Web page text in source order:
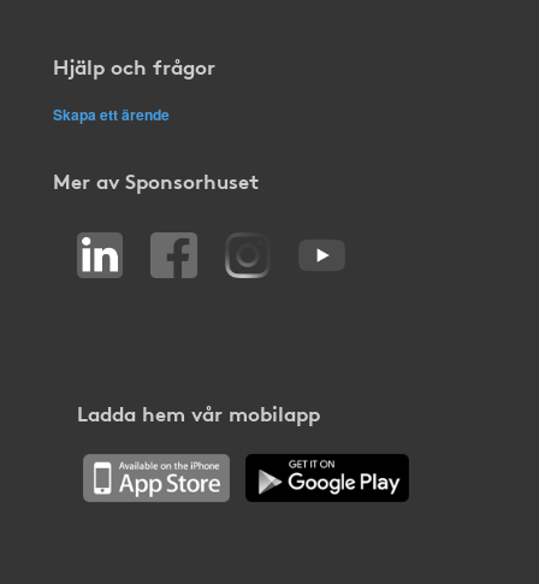
Hjälp och frågor
Skapa ett ärende
Mer av Sponsorhuset
Ladda hem vår mobilapp